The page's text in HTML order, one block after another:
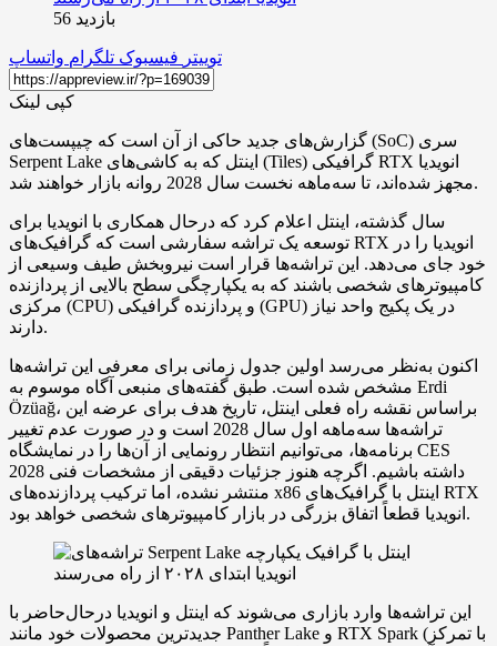
بازدید 56
توییتر فیسبوک تلگرام واتساپ
کپی لینک
گزارش‌های جدید حاکی از آن است که چیپست‌های (SoC) سری
Serpent Lake اینتل که به کاشی‌های (Tiles) گرافیکی RTX انویدیا
مجهز شده‌اند، تا سه‌ماهه نخست سال 2028 روانه بازار خواهند شد.
سال گذشته، اینتل اعلام کرد که درحال همکاری با انویدیا برای
توسعه یک تراشه سفارشی است که گرافیک‌های RTX انویدیا را در
خود جای می‌دهد. این تراشه‌ها قرار است نیروبخش طیف وسیعی از
کامپیوترهای شخصی باشند که به یکپارچگی سطح بالایی از پردازنده
مرکزی (CPU) و پردازنده گرافیکی (GPU) در یک پکیج واحد نیاز
دارند.
اکنون به‌نظر می‌رسد اولین جدول زمانی برای معرفی این تراشه‌ها
مشخص شده است. طبق گفته‌های منبعی آگاه موسوم به Erdi
Özüağ، براساس نقشه راه فعلی اینتل، تاریخ هدف برای عرضه این
تراشه‌ها سه‌ماهه اول سال 2028 است و در صورت عدم تغییر
برنامه‌ها، می‌توانیم انتظار رونمایی از آن‌ها را در نمایشگاه CES
2028 داشته باشیم. اگرچه هنوز جزئیات دقیقی از مشخصات فنی
منتشر نشده، اما ترکیب پردازنده‌های x86 اینتل با گرافیک‌های RTX
انویدیا قطعاً اتفاق بزرگی در بازار کامپیوترهای شخصی خواهد بود.
این تراشه‌ها وارد بازاری می‌شوند که اینتل و انویدیا درحال‌حاضر با
جدیدترین محصولات خود مانند Panther Lake و RTX Spark (با تمرکز